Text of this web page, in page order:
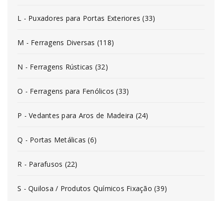
L - Puxadores para Portas Exteriores (33)
M - Ferragens Diversas (118)
N - Ferragens Rústicas (32)
O - Ferragens para Fenólicos (33)
P - Vedantes para Aros de Madeira (24)
Q - Portas Metálicas (6)
R - Parafusos (22)
S - Quilosa / Produtos Químicos Fixação (39)